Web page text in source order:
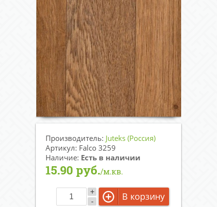
Производитель: Juteks (Россия)
Артикул: Falco 3259
Наличие: Есть в наличии
15.90 руб./м.кв.
-
+ В корзину